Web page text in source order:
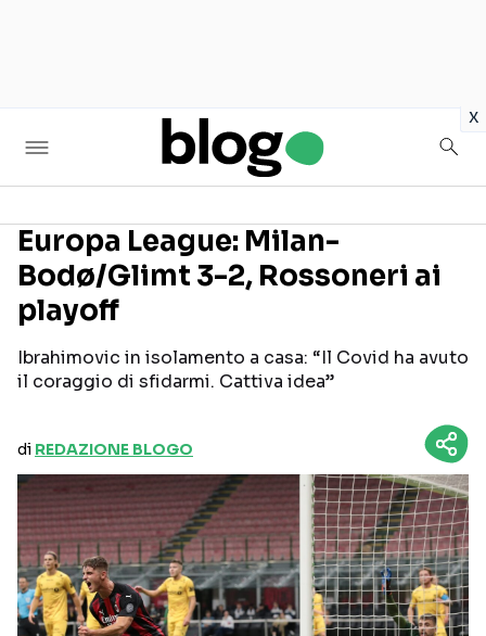
x
Seguici sui social
Europa League: Milan-
Bodø/Glimt 3-2, Rossoneri ai
playoff
Ibrahimovic in isolamento a casa: “Il Covid ha avuto
il coraggio di sfidarmi. Cattiva idea”
di REDAZIONE BLOGO